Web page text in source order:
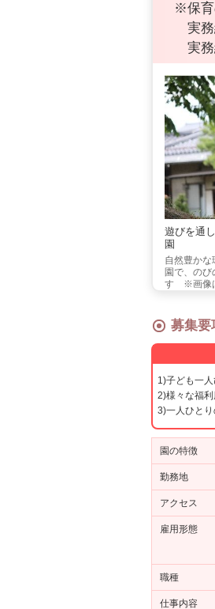
※保育
実務経
実務経
遊びを通
園
自然豊か
園で、のび
す ※画像
募集要
1)子ども一
2)様々な福
3)一人ひと
園の特徴
勤務地
アクセス
雇用形態
職種
仕事内容